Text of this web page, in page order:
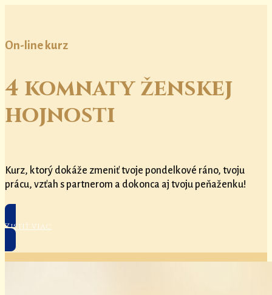
On-line kurz
4 komnaty ženskej
hojnosti
Kurz, ktorý dokáže zmeniť tvoje pondelkové ráno, tvoju
prácu, vzťah s partnerom a dokonca aj tvoju peňaženku!
Zistiť viac